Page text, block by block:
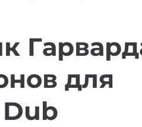
для